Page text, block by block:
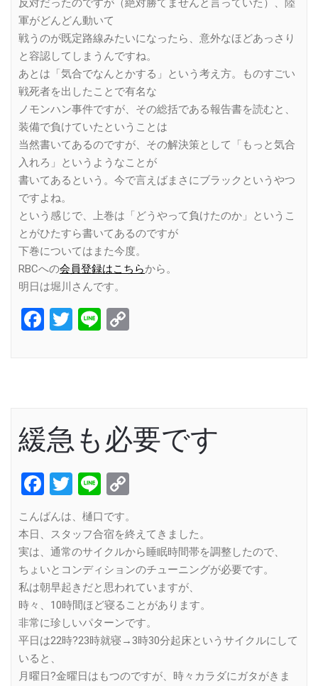
反対だったのですが（絶対勝てませんと言っていた）、陸
軍がどんどん動いて
戦うのが既定路線みたいになったら、意外なほどあっさり
と容認してしまうんですね。
あとは「気合でなんとかする」という考え方。ものすごい
戦死者を出したことで有名な
ノモンハン事件ですが、その総括である報告書を読むと、
装備で負けていたということは
当然書いてあるのですが、その解決策として「もっと気合
入れろ」というようなことが
書いてあるという。今で言えばまさにブラックというやつ
ですよね。
という感じで、上巻は「どうやって負けたのか」というこ
とがひたすら書いてあるのですが
下巻についてはまた今度。
RBCへの会員登録はこちらから。
明日は堀川さんです。
Facebook
Twitter
Line
緩急も必要です
Facebook
Twitter
Line
こんばんは、樋口です。
本日、スタッフ合宿を終えてきました。
実は、通常のサイクルから睡眠時間帯を調整したので、
ちょいとコンディションのチューニングが必要です。
私は朝早起きだと思われていますが、
時々、10時間ほど寝ることがあります。
非常に珍しいパターンです。
平日は22時?23時就寝→3時30分起床というサイクルにして
いると、
月曜日?金曜日はもつのですが、時々カラダにガタがきま